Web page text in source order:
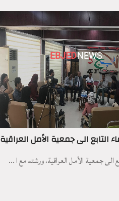
EBJEDNEWS
التابع الى جمعية الأمل العراقية
الى جمعية الأمل العراقية، ورشته مع ا ...